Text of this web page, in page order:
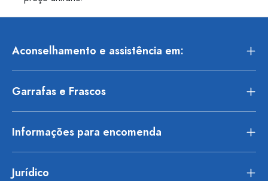
Aconselhamento e assistência em:
Garrafas e Frascos
Informações para encomenda
Jurídico